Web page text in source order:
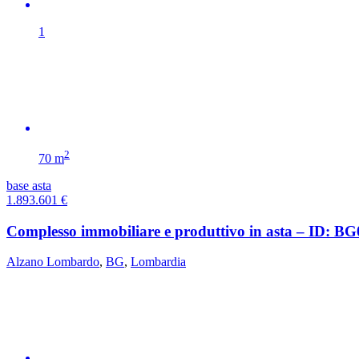
1
70 m2
base asta
1.893.601 €
Complesso immobiliare e produttivo in asta – ID:
Alzano Lombardo, BG, Lombardia